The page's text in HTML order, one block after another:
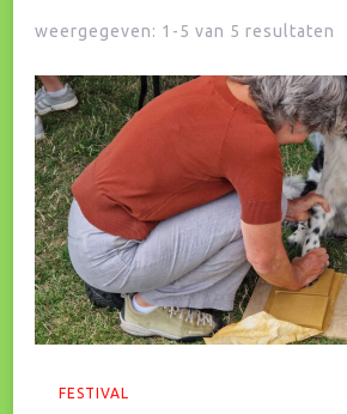
weergegeven: 1-5 van 5 resultaten
FESTIVAL